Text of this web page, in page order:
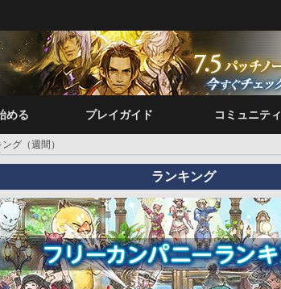
める プレイガイド コミュニティ
グ（週間）
ランキング